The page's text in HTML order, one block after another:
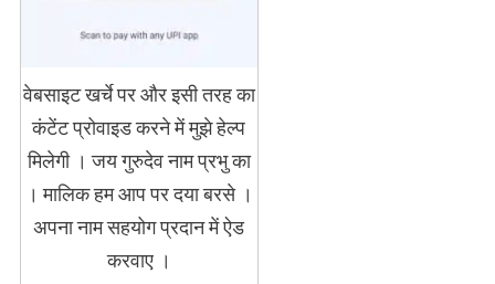
वेबसाइट खर्चे पर और इसी तरह का
कंटेंट प्रोवाइड करने में मुझे हेल्प
मिलेगी । जय गुरुदेव नाम प्रभु का
। मालिक हम आप पर दया बरसे ।
अपना नाम सहयोग प्रदान में ऐड
करवाए ।